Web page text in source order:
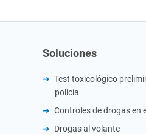
Soluciones
Test toxicológico
policía
Controles de drogas en
Drogas al volante